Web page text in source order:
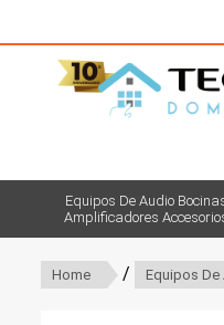
Equipos De Audio
Amplificadores
Home / Equipos